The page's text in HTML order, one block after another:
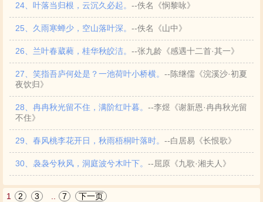
24、叶落当归根，云沉久必起。 --佚名《悯黎咏》
25、久雨寒蝉少，空山落叶深。 --佚名《山中》
26、兰叶春葳蕤，桂华秋皎洁。 --张九龄《感遇十二首·其一》
27、笑指吾庐何处是？一池荷叶小桥横。 --陈继儒《浣溪沙·初夏
夜饮归》
28、冉冉秋光留不住，满阶红叶暮。 --李煜《谢新恩·冉冉秋光留
不住》
29、春风桃李花开日，秋雨梧桐叶落时。 --白居易《长恨歌》
30、袅袅兮秋风，洞庭波兮木叶下。 --屈原《九歌·湘夫人》
1 2 3 7 下一页